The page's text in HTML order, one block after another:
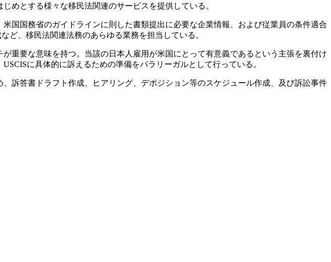
めとする様々な移民法関連のサービスを提供している。
国国務省のガイドラインに則した書類提出に必要な企業情報、および従業員の条件適合
ど、移民法関連法務のあらゆる業務を担当している。
重要な意味を持つ。当該の日本人雇用が米国にとって有意義であるという主張を裏付け
に具体的に訴えるための準備をパラリーガルとして行っている。
訴答書ドラフト作成、ヒアリング、デポジション等のスケジュール作成、及び訴訟事件